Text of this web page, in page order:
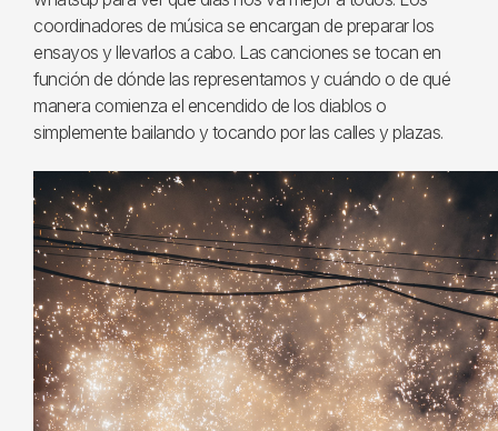
coordinadores de música se encargan de preparar los
ensayos y llevarlos a cabo. Las canciones se tocan en
función de dónde las representamos y cuándo o de qué
manera comienza el encendido de los diablos o
simplemente bailando y tocando por las calles y plazas.